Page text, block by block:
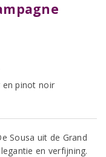
en pinot noir
Sousa uit de Grand
en verfijning.